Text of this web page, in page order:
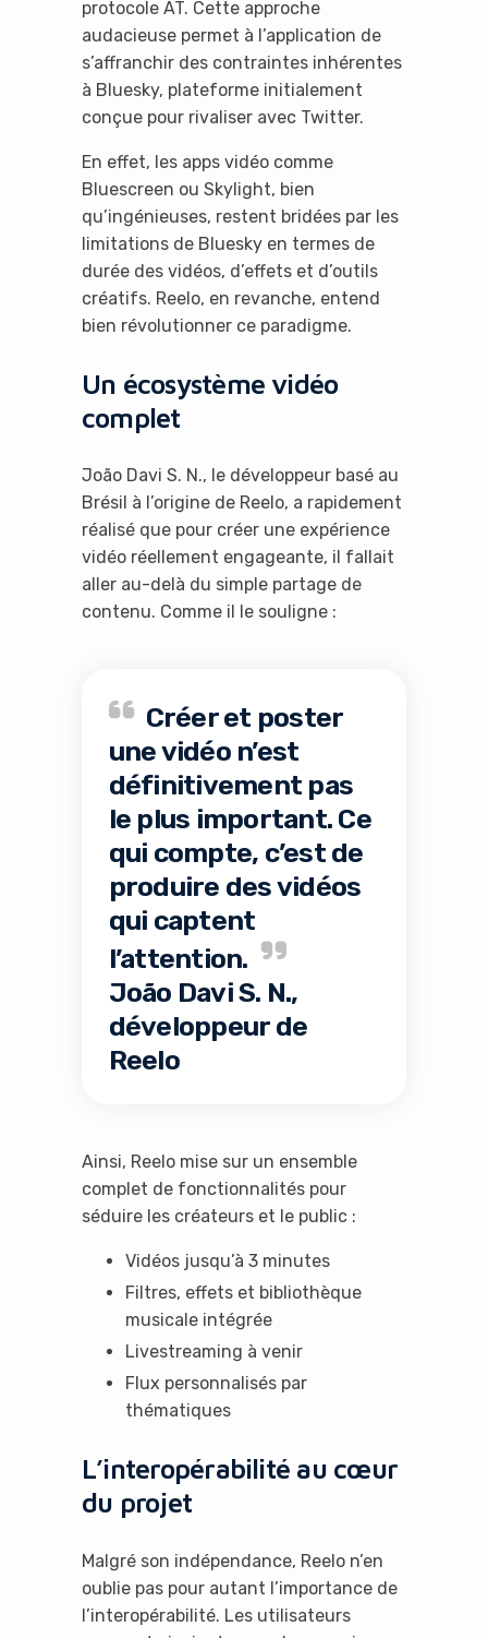
protocole AT. Cette approche
audacieuse permet à l’application de
s’affranchir des contraintes inhérentes
à Bluesky, plateforme initialement
conçue pour rivaliser avec Twitter.
En effet, les apps vidéo comme
Bluescreen ou Skylight, bien
qu’ingénieuses, restent bridées par les
limitations de Bluesky en termes de
durée des vidéos, d’effets et d’outils
créatifs. Reelo, en revanche, entend
bien révolutionner ce paradigme.
Un écosystème vidéo
complet
João Davi S. N., le développeur basé au
Brésil à l’origine de Reelo, a rapidement
réalisé que pour créer une expérience
vidéo réellement engageante, il fallait
aller au-delà du simple partage de
contenu. Comme il le souligne :
Créer et poster
une vidéo n’est
définitivement pas
le plus important. Ce
qui compte, c’est de
produire des vidéos
qui captent
l’attention.
João Davi S. N.,
développeur de
Reelo
Ainsi, Reelo mise sur un ensemble
complet de fonctionnalités pour
séduire les créateurs et le public :
Vidéos jusqu’à 3 minutes
Filtres, effets et bibliothèque
musicale intégrée
Livestreaming à venir
Flux personnalisés par
thématiques
L’interopérabilité au cœur
du projet
Malgré son indépendance, Reelo n’en
oublie pas pour autant l’importance de
l’interopérabilité. Les utilisateurs